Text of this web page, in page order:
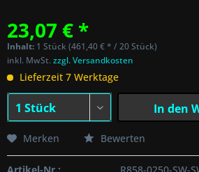
23,07 € *
Inhalt: 1 Stück (461,40 € * / 20 Stück)
inkl. MwSt.zzgl. Versandkosten
Lieferzeit 7 Werktage
In den
Merken Bewerten